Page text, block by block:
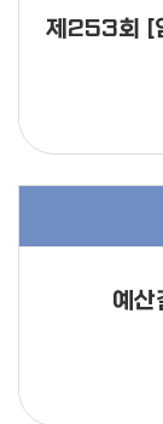
제253회 [
예산